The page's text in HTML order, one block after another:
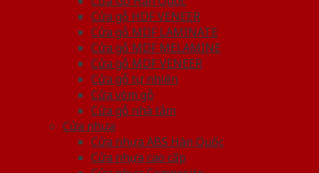
Cửa gỗ HDF VENEER
Cửa gỗ MDF LAMINATE
Cửa gỗ MDF MELAMINE
Cửa gỗ MDF VENEER
Cửa gỗ tự nhiên
Cửa vòm gỗ
Cửa gỗ nhà tắm
Cửa nhựa
Cửa nhựa ABS Hàn Quốc
Cửa nhựa cao cấp